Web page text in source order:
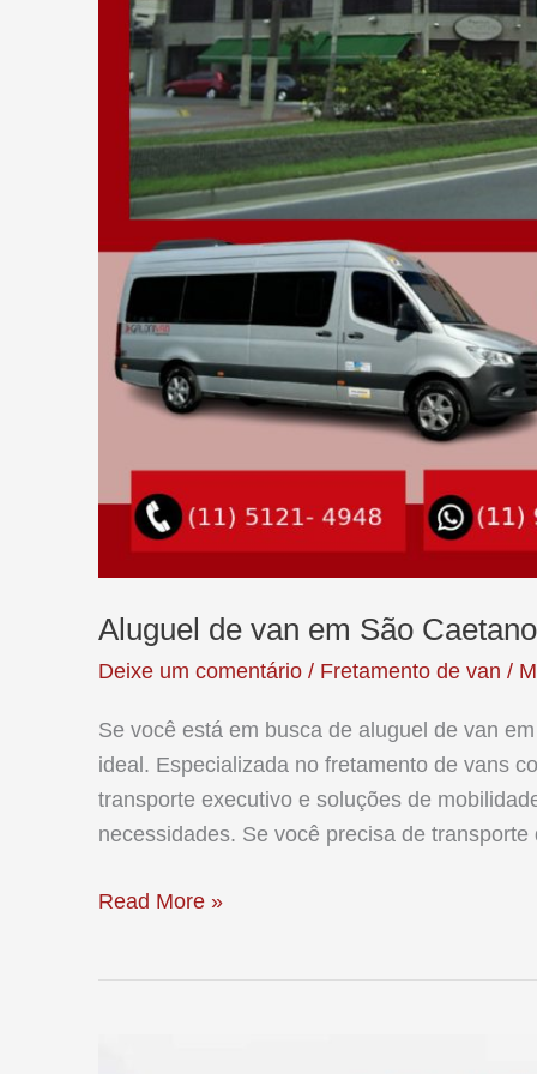
Aluguel de van em São
Deixe um comentário / Fretamento de van /
Se você está em busca de aluguel de van
ideal. Especializada no fretamento de vans
transporte executivo e soluções de
necessidades. Se você precisa de
Aluguel
Read More »